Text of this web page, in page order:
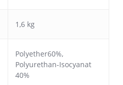
1,6 kg
Polyether60%,
Polyurethan-Isocyanat
40%